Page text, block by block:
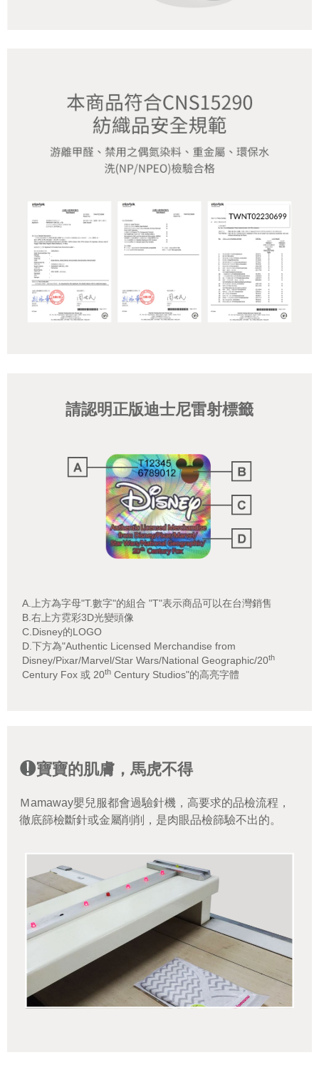
請認明正版迪士尼雷射標籤
A.上方為字母"T.數字"的組合 "T"表示商品可以在台灣銷售
B.右上方霓彩3D光變頭像
C.Disney的LOGO
D.下方為"Authentic Licensed Merchandise from
Disney/Pixar/Marvel/Star Wars/National Geographic/20th
Century Fox 或 20th Century Studios"的高亮字體
寶寶的肌膚，馬虎不得
Ｍamaway嬰兒服都會過驗針機，高要求的品檢流程，
徹底篩檢斷針或金屬削削，是肉眼品檢篩驗不出的。